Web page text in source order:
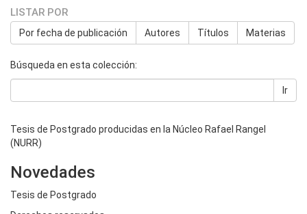
LISTAR POR
Por fecha de publicación Autores Títulos Materias
Búsqueda en esta colección:
Ir
Tesis de Postgrado producidas en la Núcleo Rafael Rangel
(NURR)
Novedades
Tesis de Postgrado